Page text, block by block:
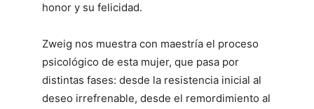
honor y su felicidad.
Zweig nos muestra con maestría el proceso
psicológico de esta mujer, que pasa por
distintas fases: desde la resistencia inicial al
deseo irrefrenable, desde el remordimiento al